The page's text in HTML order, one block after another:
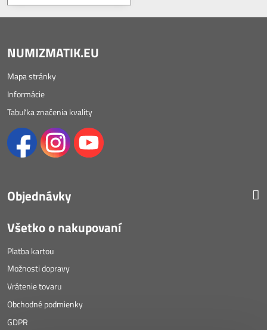
NUMIZMATIK.EU
Mapa stránky
Informácie
Tabuľka značenia kvality
Objednávky
Všetko o nakupovaní
Platba kartou
Možnosti dopravy
Vrátenie tovaru
Obchodné podmienky
GDPR